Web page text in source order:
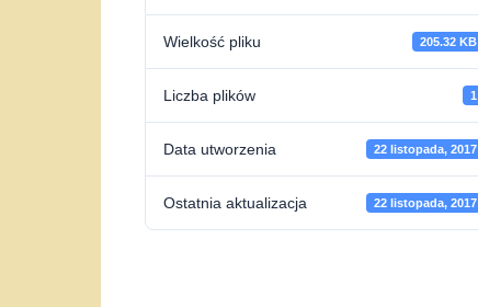
Wielkość pliku 205.32 KB
Liczba plików 1
Data utworzenia 22 listopada, 2017
Ostatnia aktualizacja 22 listopada, 2017